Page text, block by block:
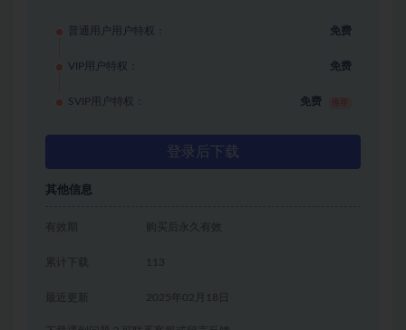
普通用户用户特权： 免费
VIP用户特权： 免费
SVIP用户特权： 免费
登录后下载
其他信息
有效期 购买后永久有效
累计下载 113
2025年02月18日